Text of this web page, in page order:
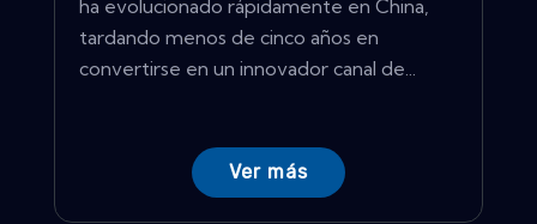
ha evolucionado rápidamente en China,
tardando menos de cinco años en
convertirse en un innovador canal de...
Ver más